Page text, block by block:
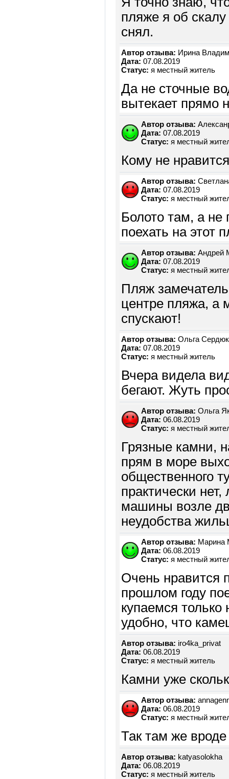
пляже я об скалу
снял.
Автор отзыва: Ирина
Дата: 07.08.2019
Статус: я местный житель
Да не сточные
вытекает прямо
Автор отзыва:
Дата: 07.08.2019
Статус: я местный
Кому не
Автор отзыва:
Дата: 07.08.2019
Статус: я местный
Болото там, а
поехать на этот
Автор отзыва: Андрей
Дата: 07.08.2019
Статус: я местный
Пляж
центре пляжа, а
спускают!
Автор отзыва: Ольга Сердюк
Дата: 07.08.2019
Статус: я местный житель
Вчера видела
бегают. Жуть
Автор отзыва: Ольга
Дата: 06.08.2019
Статус: я местный
Грязные камни,
прям в море
общественного
практически
машины возле
неудобства
Автор отзыва: Марина
Дата: 06.08.2019
Статус: я местный
Очень нравится
прошлом году
купаемся
удобно, что
Автор отзыва: iro4ka_privat
Дата: 06.08.2019
Статус: я местный житель
Камни уже
Автор отзыва:
Дата: 06.08.2019
Статус: я местный
Так там же
Автор отзыва: katyasolokha
Дата: 06.08.2019
Статус: я местный житель